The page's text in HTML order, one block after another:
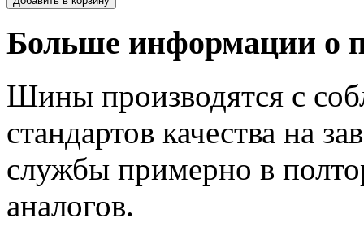
Больше информации о
Шины производятся с
стандартов качества на
службы примерно в
аналогов.